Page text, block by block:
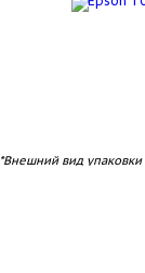
*Внешний вид